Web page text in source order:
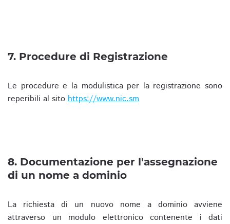
7. Procedure di Registrazione
Le procedure e la modulistica per la registrazione sono
reperibili al sito https://www.nic.sm
8. Documentazione per l'assegnazione
di un nome a dominio
La richiesta di un nuovo nome a dominio avviene
attraverso un modulo elettronico contenente i dati